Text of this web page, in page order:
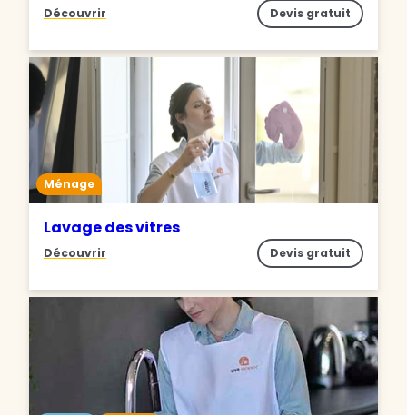
Découvrir Devis gratuit
Ménage
Lavage des vitres
Découvrir Devis gratuit